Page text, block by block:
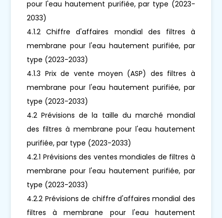
pour l'eau hautement purifiée, par type (2023-
2033)
4.1.2 Chiffre d'affaires mondial des filtres à
membrane pour l'eau hautement purifiée, par
type (2023-2033)
4.1.3 Prix de vente moyen (ASP) des filtres à
membrane pour l'eau hautement purifiée, par
type (2023-2033)
4.2 Prévisions de la taille du marché mondial
des filtres à membrane pour l'eau hautement
purifiée, par type (2023-2033)
4.2.1 Prévisions des ventes mondiales de filtres à
membrane pour l'eau hautement purifiée, par
type (2023-2033)
4.2.2 Prévisions de chiffre d'affaires mondial des
filtres à membrane pour l'eau hautement